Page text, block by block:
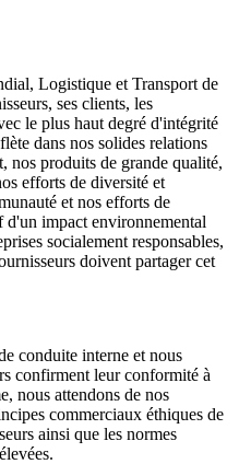
Logistique et Transport de
ses clients, les
le plus haut degré d'intégrité
dans nos solides relations
nos produits de grande qualité,
efforts de diversité et
et nos efforts de
impact environnemental
socialement responsables,
doivent partager cet
conduite interne et nous
confirment leur conformité à
nous attendons de nos
commerciaux éthiques de
ainsi que les normes